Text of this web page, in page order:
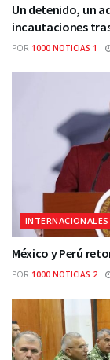
Un detenido, un
incautaciones
POR 1000 NOTICIAS 1
INTERNACIONALES
México y Perú
POR 1000 NOTICIAS 2